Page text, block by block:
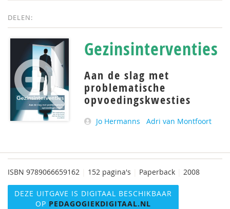
DELEN:
Gezinsinterventies
Aan de slag met
problematische
opvoedingskwesties
Jo Hermanns Adri van Montfoort
ISBN 9789066659162 152 pagina's Paperback 2008
DEZE UITGAVE IS DIGITAAL BESCHIKBAAR
OP PEDAGOGIEKDIGITAAL.NL